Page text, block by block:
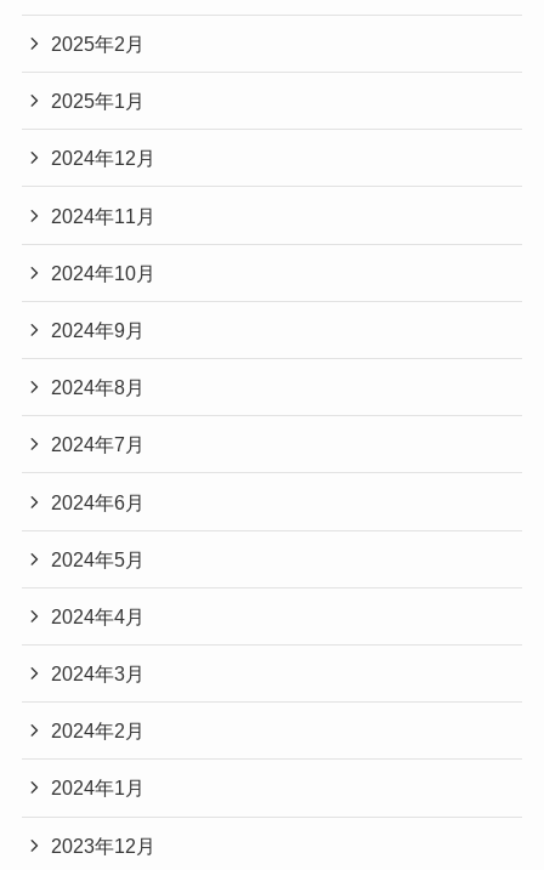
2025年2月
2025年1月
2024年12月
2024年11月
2024年10月
2024年9月
2024年8月
2024年7月
2024年6月
2024年5月
2024年4月
2024年3月
2024年2月
2024年1月
2023年12月